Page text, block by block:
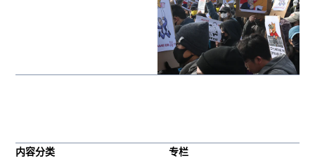
内容分类 专栏